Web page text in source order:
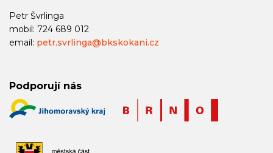
Petr Švrlinga
mobil: 724 689 012
email: petr.svrlinga@bkskokani.cz
Podporují nás